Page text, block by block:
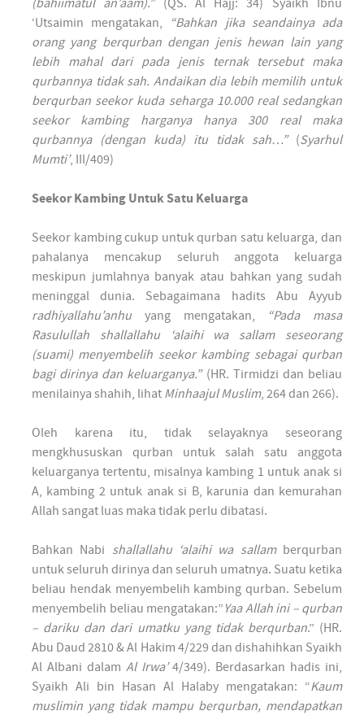
(bahiimatul an’aam).”(QS. Al Hajj: 34) Syaikh Ibnu
‘Utsaimin mengatakan,
“Bahkan jika seandainya ada
orang yang berqurban dengan jenis hewan lain yang
lebih mahal dari pada jenis ternak tersebut maka
qurbannya tidak sah. Andaikan dia lebih memilih untuk
berqurban seekor kuda seharga 10.000 real sedangkan
seekor kambing harganya hanya 300 real maka
qurbannya (dengan kuda) itu tidak sah…”(Syarhul
Mumti’, III/409)
Seekor Kambing Untuk Satu Keluarga
Seekor kambing cukup untuk qurban satu keluarga, dan
pahalanya mencakup seluruh anggota keluarga
meskipun jumlahnya banyak atau bahkan yang sudah
meninggal dunia. Sebagaimana hadits Abu Ayyub
radhiyallahu’anhuyang mengatakan,
“Pada masa
Rasulullah shallallahu ‘alaihi wa sallam seseorang
(suami) menyembelih seekor kambing sebagai qurban
bagi dirinya dan keluarganya.”(HR. Tirmidzi dan beliau
menilainya shahih, lihat Minhaajul Muslim, 264 dan 266).
Oleh karena itu, tidak selayaknya seseorang
mengkhususkan qurban untuk salah satu anggota
keluarganya tertentu, misalnya kambing 1 untuk anak si
A, kambing 2 untuk anak si B, karunia dan kemurahan
Allah sangat luas maka tidak perlu dibatasi.
Bahkan Nabi shallallahu ‘alaihi wa sallamberqurban
untuk seluruh dirinya dan seluruh umatnya. Suatu ketika
beliau hendak menyembelih kambing qurban. Sebelum
menyembelih beliau mengatakan:” Yaa Allah ini – qurban
– dariku dan dari umatku yang tidak berqurban.” (HR.
Abu Daud 2810 & Al Hakim 4/229 dan dishahihkan Syaikh
Al Albani dalam Al Irwa’4/349). Berdasarkan hadis ini,
Syaikh Ali bin Hasan Al Halaby mengatakan: “Kaum
muslimin yang tidak mampu berqurban, mendapatkan